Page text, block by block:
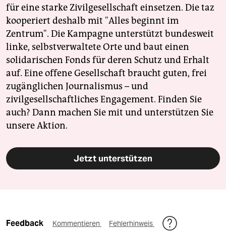
für eine starke Zivilgesellschaft einsetzen. Die taz
kooperiert deshalb mit "Alles beginnt im
Zentrum". Die Kampagne unterstützt bundesweit
linke, selbstverwaltete Orte und baut einen
solidarischen Fonds für deren Schutz und Erhalt
auf. Eine offene Gesellschaft braucht guten, frei
zugänglichen Journalismus – und
zivilgesellschaftliches Engagement. Finden Sie
auch? Dann machen Sie mit und unterstützen Sie
unsere Aktion.
Jetzt unterstützen
Feedback Kommentieren Fehlerhinweis